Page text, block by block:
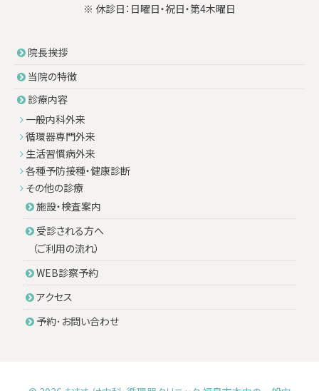
※ 休診日：日曜日・祝日・第4木曜日
院長挨拶
当院の特徴
診療内容
一般内科外来
循環器専門外来
生活習慣病外来
各種予防接種・健康診断
その他の診療
施設・検査案内
受診される方へ
（ご利用の流れ）
WEB診察予約
アクセス
予約･お問い合わせ